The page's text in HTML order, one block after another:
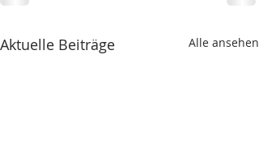
Aktuelle Beiträge Alle ansehen